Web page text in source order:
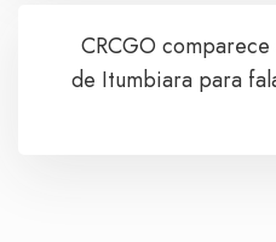
CRCGO
de Itumbiara para